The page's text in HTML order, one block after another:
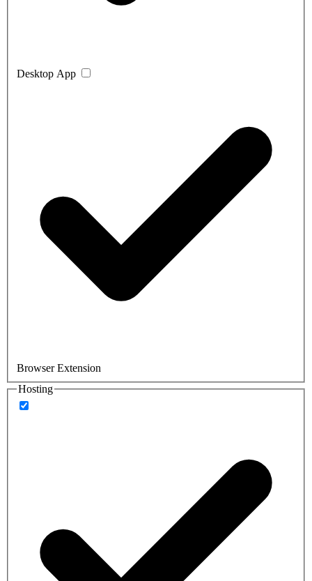
Desktop App
Browser Extension
Hosting